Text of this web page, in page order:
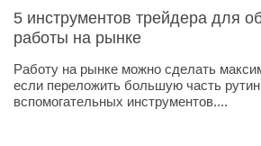
5 инструментов трейдера для
работы на рынке
Работу на рынке можно сделать
если переложить большую часть
вспомогательных инструментов....